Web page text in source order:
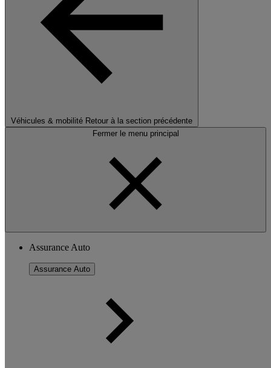
Véhicules & mobilité Retour à la section précédente
Fermer le menu principal
Assurance Auto
Assurance Auto